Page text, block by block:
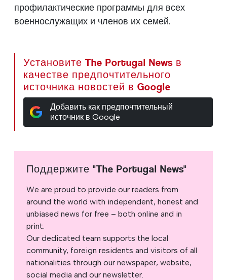
профилактические программы для всех
военнослужащих и членов их семей.
Установите The Portugal News в
качестве предпочтительного
источника новостей в Google
Добавить как предпочтительный
источник в Google
Поддержите "The Portugal News"
We are proud to provide our readers from
around the world with independent, honest and
unbiased news for free – both online and in
print.
Our dedicated team supports the local
community, foreign residents and visitors of all
nationalities through our newspaper, website,
social media and our newsletter.